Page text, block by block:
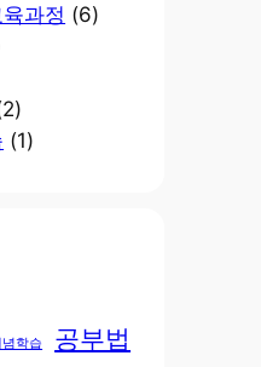
과정 (6)
(1)
학습 공부법